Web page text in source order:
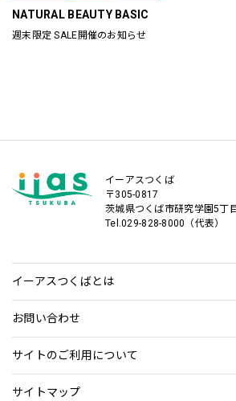
NATURAL BEAUTY BASIC
週末限定 SALE開催のお知らせ
イーアスつくば
〒305-0817
茨城県つくば市研究学園5丁
Tel.029-828-8000（代表）
イーアスつくばとは
お問い合わせ
サイトのご利用について
サイトマップ